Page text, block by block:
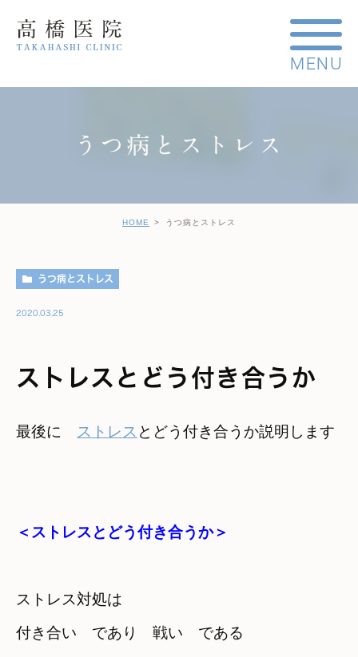
うつ病とストレス
HOME うつ病とストレス
うつ病とストレス
2020.03.25
ストレスとどう付き合うか
最後に ストレス
＜ストレスとどう付き合うか＞
ストレス対処は
付き合い　であり　戦い　である